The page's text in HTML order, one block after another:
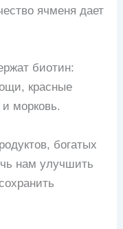
ячменя дает
биотин:
красные
морковь.
богатых
нам улучшить